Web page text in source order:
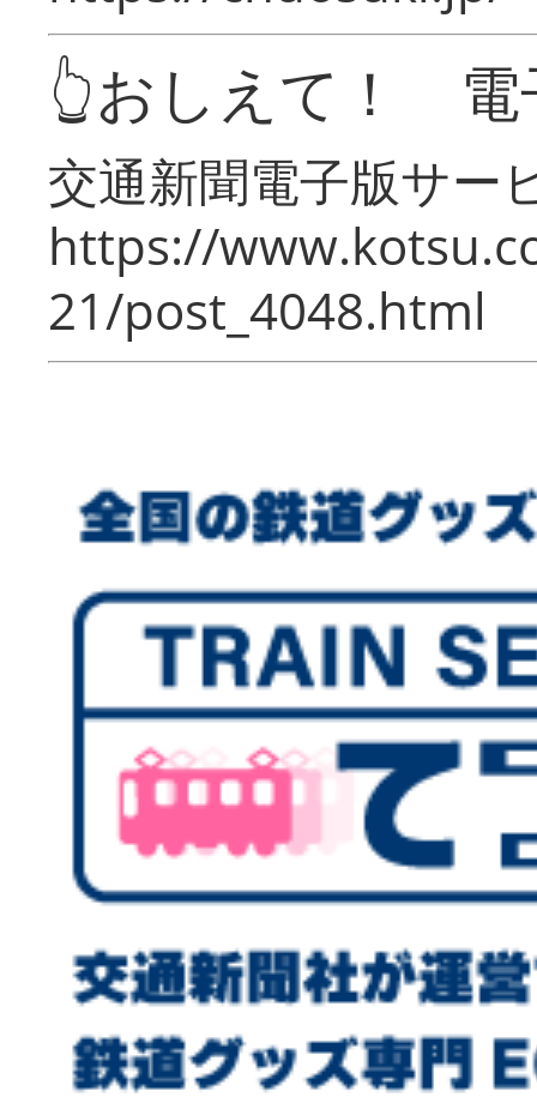
👆おしえて！ 電
交通新聞電子版サー
https://
21/post_4048.html